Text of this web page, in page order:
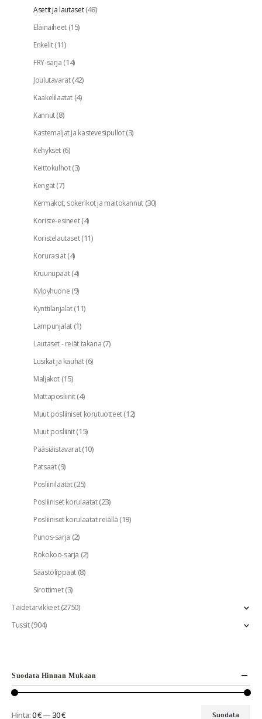
Asetit ja lautaset(48)
Eläinaiheet(15)
Enkelit(11)
FRY-sarja(14)
Joulutavarat(42)
Kaakelilaatat(4)
Kannut(8)
Kastemaljat ja kastevesipullot(3)
Kehykset(6)
Keittokulhot(3)
Kengät(7)
Kermakot, sokerikot ja maitokannut(30)
Koriste-esineet(4)
Koristelautaset(11)
Korurasiat(4)
Kruunupäät(4)
Kylpyhuone(9)
Kynttilänjalat(11)
Lampunjalat(1)
Lautaset - reiät takana(7)
Lusikat ja kauhat(6)
Maljakot(15)
Mattaposliinit(4)
Muut posliiniset korutuotteet(12)
Muut posliinit(15)
Pääsiäistavarat(10)
Patsaat(9)
Posliinilaatat(25)
Posliiniset korulaatat(23)
Posliiniset korulaatat reiällä(19)
Punos-sarja (2)
Rokokoo-sarja (2)
Säästölippaat(8)
Sirottimet(3)
Taidetarvikkeet(2750)
Tussit(904)
Suodata Hinnan Mukaan
Suodata
Hinta:0 €—30 €